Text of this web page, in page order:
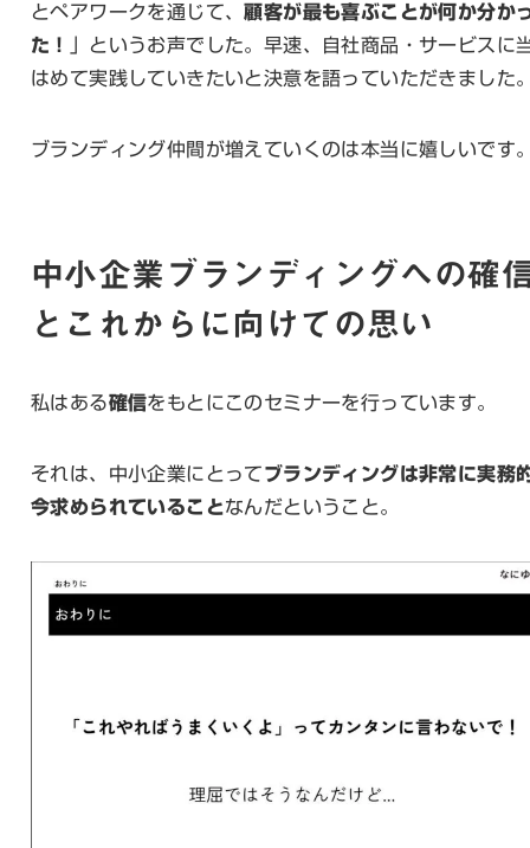
とペアワークを通じて、顧客が最も喜ぶことが何か分か
た！
」というお声でした。早速、自社商品・サービスに
はめて実践していきたいと決意を語っていただきました
ブランディング仲間が増えていくのは本当に嬉しいです
中小企業ブランディングへの確
とこれからに向けての思い
私はある確信をもとにこのセミナーを行っています。
それは、中小企業にとってブランディングは非常に実務
今求められていることなんだということ。